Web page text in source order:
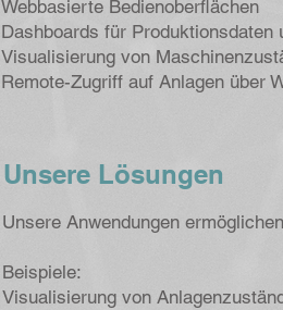
Unsere Lösungen
Webbasierte Bedienoberflächen
Dashboards für Produktionsdaten
Visualisierung von
Remote-Zugriff auf Anlagen über
Unsere Anwendungen
Beispiele:
Visualisierung von